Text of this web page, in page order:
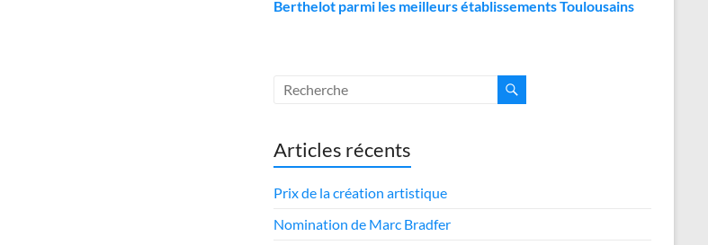
Berthelot parmi les meilleurs établissements Toulousains
Articles récents
Prix de la création artistique
Nomination de Marc Bradfer